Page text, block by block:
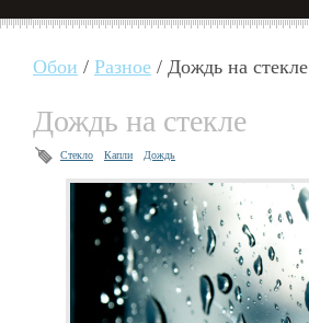
Обои / Разное / Дождь на стекле
Дождь на стекле
Стекло Капли Дождь